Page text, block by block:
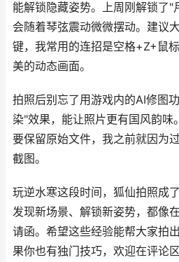
能解锁隐藏姿势。上周刚解锁了"
会随着琴弦震动微微摆动。建议
键，我常用的连招是空格+Z+鼠
美的动态画面。
拍照后别忘了用游戏内的AI修图
染"效果，能让照片更有国风韵味
要保留原始文件，我之前就因为
截图。
玩逆水寒这段时间，狐仙拍照成
发现新场景、解锁新姿势，都像
请函。希望这些经验能帮大家拍
果你也有独门技巧，欢迎在评论区